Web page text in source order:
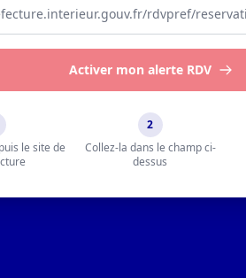
Activer mon alerte RDV
le site de
2
Collez-la dans le champ ci-
dessus